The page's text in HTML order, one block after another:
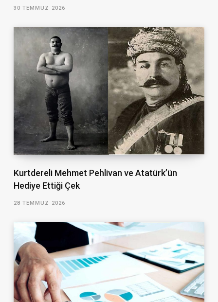
30 TEMMUZ 2026
Kurtdereli Mehmet Pehlivan ve Atatürk’ün
Hediye Ettiği Çek
28 TEMMUZ 2026